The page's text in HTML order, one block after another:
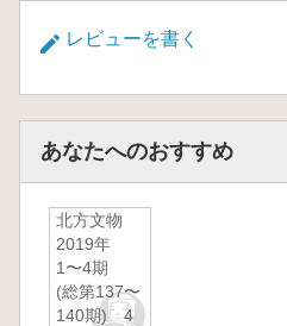
レビューを書く
あなたへのおすすめ
北方文物
2019年
1〜4期
(総第137〜
140期) 4